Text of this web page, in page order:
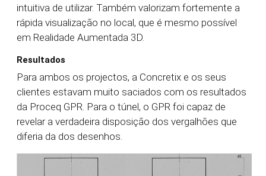
intuitiva de utilizar. Também valorizam fortemente a
rápida visualização no local, que é mesmo possível
em Realidade Aumentada 3D.
Resultados
Para ambos os projectos, a Concretix e os seus
clientes estavam muito saciados com os resultados
da Proceq GPR. Para o túnel, o GPR foi capaz de
revelar a verdadeira disposição dos vergalhões que
diferia da dos desenhos.